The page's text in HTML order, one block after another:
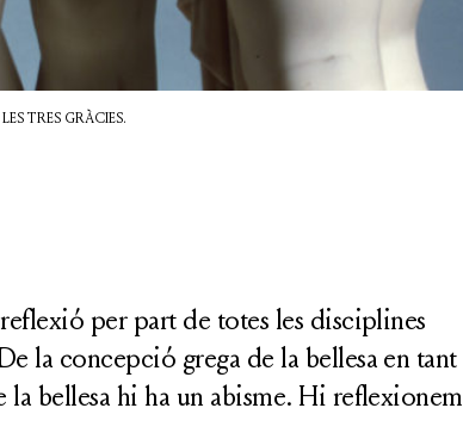
TRES GRÀCIES.
per part de totes les disciplines
la concepció grega de la bellesa en tant
bellesa hi ha un abisme. Hi reflexionem